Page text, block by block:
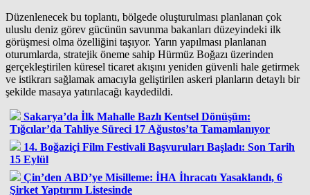
Düzenlenecek bu toplantı, bölgede oluşturulması planlanan çok
uluslu deniz görev gücünün savunma bakanları düzeyindeki ilk
görüşmesi olma özelliğini taşıyor. Yarın yapılması planlanan
oturumlarda, stratejik öneme sahip Hürmüz Boğazı üzerinden
gerçekleştirilen küresel ticaret akışını yeniden güvenli hale getirmek
ve istikrarı sağlamak amacıyla geliştirilen askeri planların detaylı bir
şekilde masaya yatırılacağı kaydedildi.
Sakarya’da İlk Mahalle Bazlı Kentsel Dönüşüm:
Tığcılar’da Tahliye Süreci 17 Ağustos’ta Tamamlanıyor
14. Boğaziçi Film Festivali Başvuruları Başladı: Son Tarih
15 Eylül
Çin’den ABD’ye Misilleme: İHA İhracatı Yasaklandı, 6
Şirket Yaptırım Listesinde